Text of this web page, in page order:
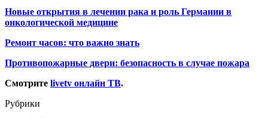
Новые открытия в лечении рака и роль Германии в
онкологической медицине
Ремонт часов: что важно знать
Противопожарные двери: безопасность в случае пожара
Смотрите livetv онлайн ТВ.
Рубрики